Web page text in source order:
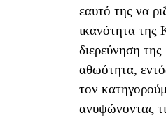
εαυτό της να
ικανότητα της
διερεύνηση
αθωότητα,
τον
ανυψώνοντας